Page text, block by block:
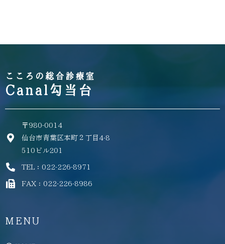
こころの総合診療室
Canal勾当台
〒980-0014
仙台市青葉区本町２丁目4-8
510ビル201
TEL：022-226-8971
FAX：022-226-8986
MENU